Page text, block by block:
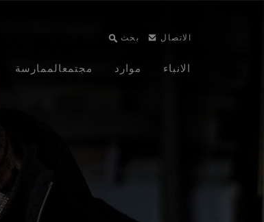
بحث الاتصال
مجتمعالممارسة موارد الانباء